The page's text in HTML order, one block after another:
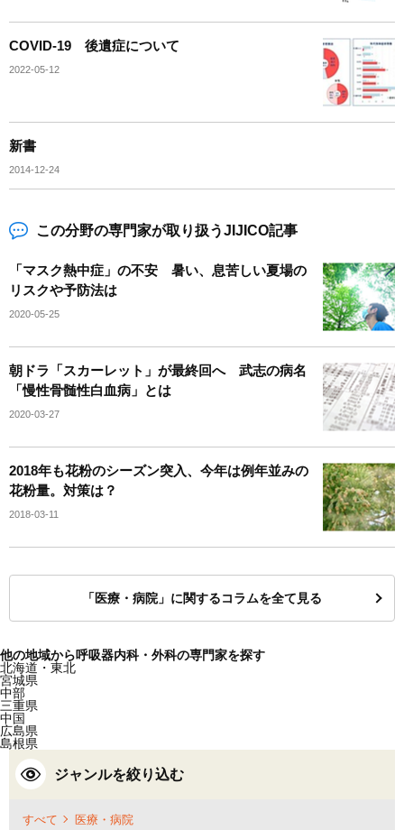
COVID-19 後遺症について
2022-05-12
新書
2014-12-24
この分野の専門家が取り扱うJIJICO記事
「マスク熱中症」の不安 暑い、息苦しい夏場の
リスクや予防法は
2020-05-25
朝ドラ「スカーレット」が最終回へ 武志の病名
「慢性骨髄性白血病」とは
2020-03-27
2018年も花粉のシーズン突入、今年は例年並みの
花粉量。対策は？
2018-03-11
「医療・病院」に関するコラムを全て見る
他の地域から呼吸器内科・外科の専門家を探す
北海道・東北
宮城県
中部
三重県
中国
広島県
島根県
ジャンルを絞り込む
すべて 医療・病院